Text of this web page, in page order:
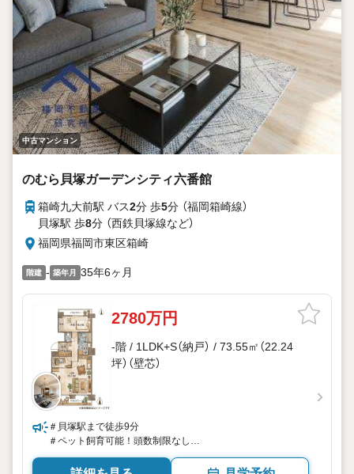
中古マンション
のむら貝塚ガーデンシティ六番館
箱崎九大前駅 バス2分 歩5分 （福岡箱崎線）
貝塚駅 歩8分 （西鉄貝塚線など）
福岡県福岡市東区箱崎
階建 - 築年月 35年6ヶ月
2780万円
-階 / 1LDK+S（納戸） / 73.55㎡（22.24
坪）（壁芯）
＃貝塚駅まで徒歩9分
＃ペット飼育可能！頭数制限なし
＃間取り変更可能